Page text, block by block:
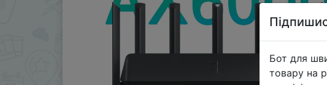
Бот для
товару на